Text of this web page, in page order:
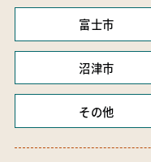
富士市
沼津市
その他